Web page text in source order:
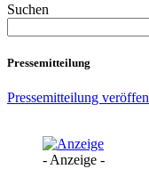
Suchen
Pressemitteilung
Pressemitteilung
- Anzeige -